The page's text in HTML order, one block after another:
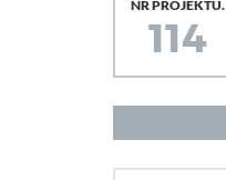
NR PROJEKTU.
114